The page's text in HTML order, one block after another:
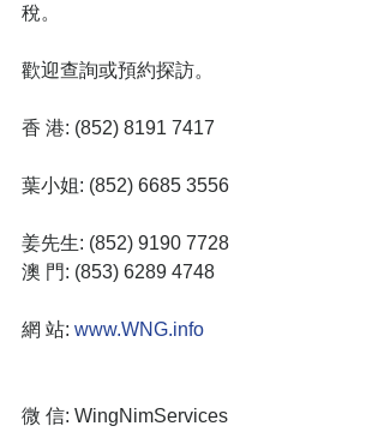
稅。
歡迎查詢或預約探訪。
香 港: (852) 8191 7417
葉小姐: (852) 6685 3556
姜先生: (852) 9190 7728
澳 門: (853) 6289 4748
網 站: www.WNG.info
微 信: WingNimServices